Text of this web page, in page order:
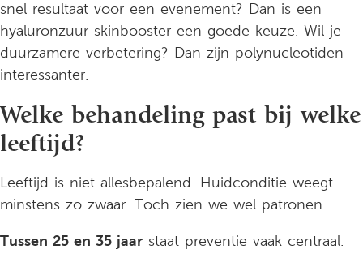
snel resultaat voor een evenement? Dan is een
hyaluronzuur skinbooster een goede keuze. Wil je
duurzamere verbetering? Dan zijn polynucleotiden
interessanter.
Welke behandeling past bij welke
leeftijd?
Leeftijd is niet allesbepalend. Huidconditie weegt
minstens zo zwaar. Toch zien we wel patronen.
Tussen 25 en 35 jaar staat preventie vaak centraal.